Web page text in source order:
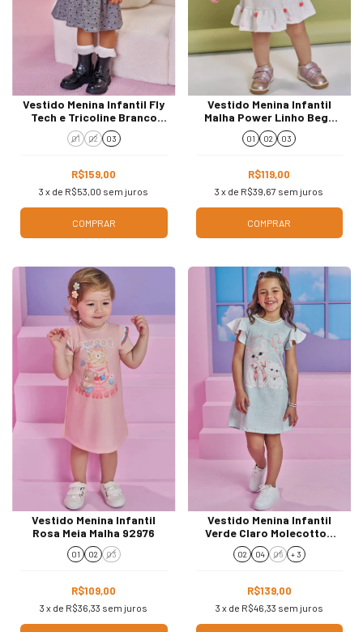
Vestido Menina Infantil Fly
Tech e Tricoline Branco
Preto 89981
01 02 03
R$159,00
3 x de R$53,00 sem juros
COMPRAR
Vestido Menina Infantil
Malha Power Linho Bege
Claro 93184
01 02 03
R$119,00
3 x de R$39,67 sem juros
COMPRAR
Vestido Menina Infantil
Rosa Meia Malha 92976
01 02 03
R$109,00
3 x de R$36,33 sem juros
Vestido Menina Infantil
Verde Claro Molecotton
93748
02 04 06 + 3
R$139,00
3 x de R$46,33 sem juros